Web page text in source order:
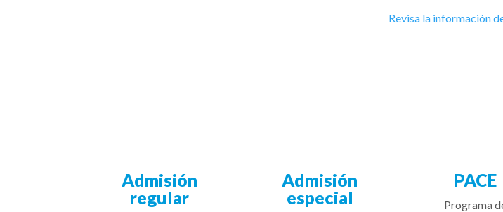
Revisa la información
Admisión
regular
Admisión
especial
PACE
Programa